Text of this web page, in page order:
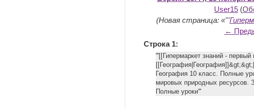
User15 (
(Новая страница: «'''
←
Строка 1:
'''[[Гипермаркет знаний -
География 10 класс. Полные
мировых природных ресурсов.
Полные уроки'''